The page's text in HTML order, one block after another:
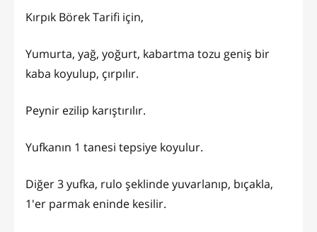
Kırpık Börek Tarifi için,
Yumurta, yağ, yoğurt, kabartma tozu geniş bir
kaba koyulup, çırpılır.
Peynir ezilip karıştırılır.
Yufkanın 1 tanesi tepsiye koyulur.
Diğer 3 yufka, rulo şeklinde yuvarlanıp, bıçakla,
1'er parmak eninde kesilir.